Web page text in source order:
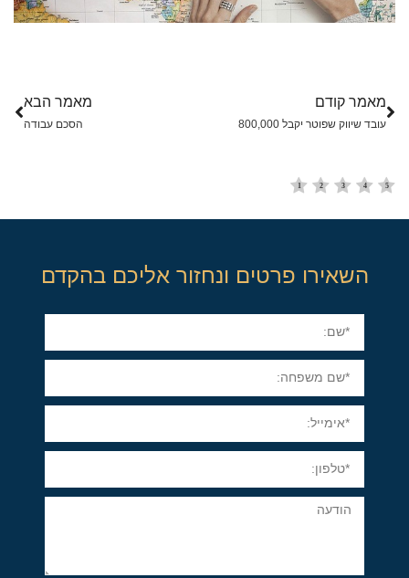
מאמר קודם
עובד שיווק שפוטר יקבל 800,000
מאמר הבא
הסכם עבודה
השאירו פרטים ונחזור אליכם בהקדם